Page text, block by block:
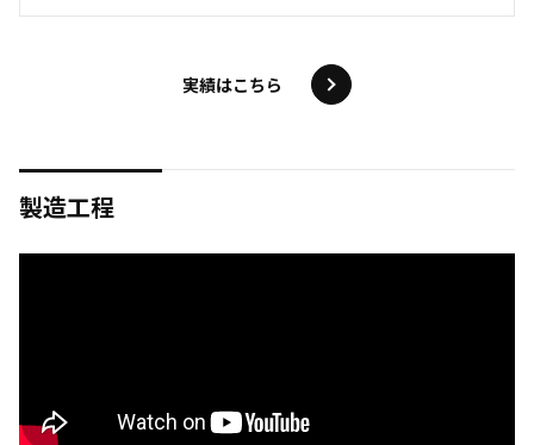
実績はこちら
製造工程